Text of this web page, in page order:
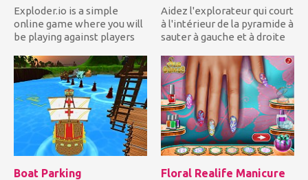
Exploder.io is a simple
online game where you will
be playing against players
Aidez l'explorateur qui court
à l'intérieur de la pyramide à
sauter à gauche et à droite
Boat Parking Floral Realife Manicure